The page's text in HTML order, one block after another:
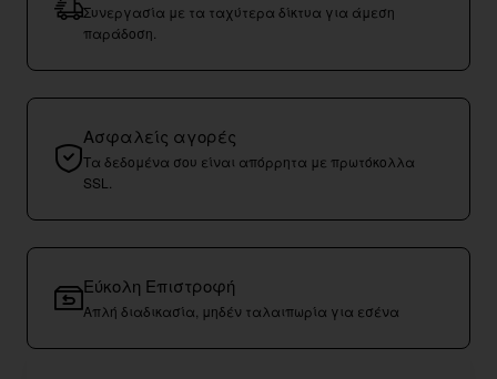
Συνεργασία με τα ταχύτερα δίκτυα για άμεση
παράδοση.
Ασφαλείς αγορές
Τα δεδομένα σου είναι απόρρητα με πρωτόκολλα
SSL.
Εύκολη Επιστροφή
Απλή διαδικασία, μηδέν ταλαιπωρία για εσένα